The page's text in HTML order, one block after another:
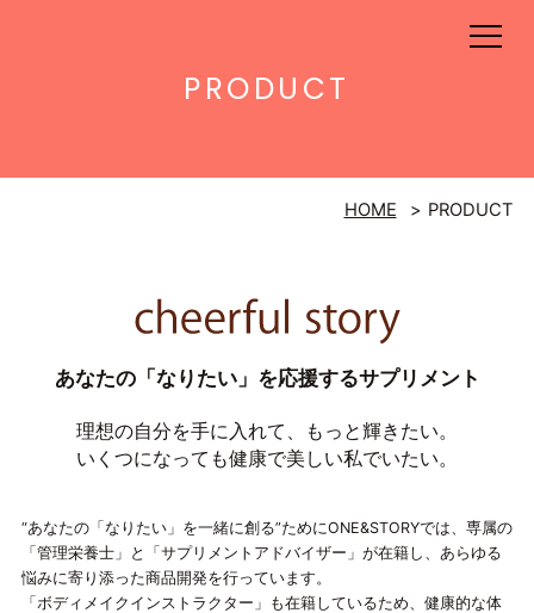
PRODUCT
HOME PRODUCT
あなたの「なりたい」を応援するサプリメント
理想の自分を手に入れて、もっと輝きたい。
いくつになっても健康で美しい私でいたい。
“あなたの「なりたい」を一緒に創る”ためにONE&STORYでは、専属の
「管理栄養士」と「サプリメントアドバイザー」が在籍し、あらゆる
悩みに寄り添った商品開発を行っています。
「ボディメイクインストラクター」も在籍しているため、健康的な体